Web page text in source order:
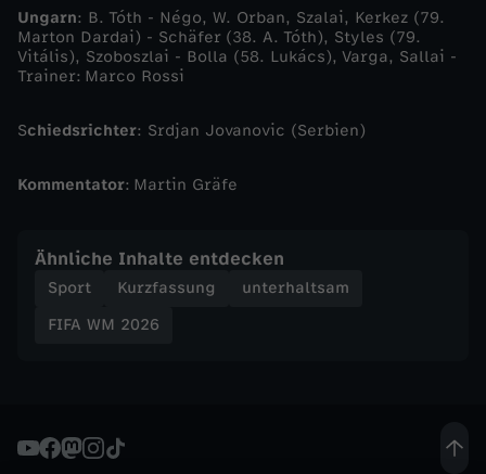
i
ß
t
P
o
r
g
Ungarn: B. Tóth - Négo, W. Orban, Szalai, Kerkez (79.
Marton Dardai) - Schäfer (38. A. Tóth), Styles (79.
Vitális), Szoboszlai - Bolla (58. Lukács), Varga, Sallai -
Trainer: Marco Rossi
Schiedsrichter: Srdjan Jovanovic (Serbien)
Kommentator: Martin Gräfe
Ähnliche Inhalte entdecken
Sport Kurzfassung
unterhaltsam
FIFA WM 2026